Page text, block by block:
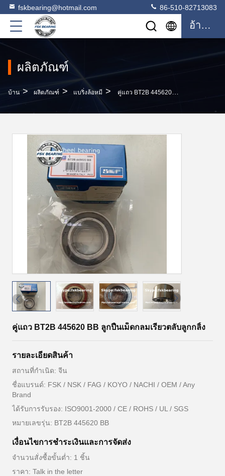
fskbearing@hotmail.com 86-510-82713083
อ้างอิง
ผลิตภัณฑ์
บ้าน > ผลิตภัณฑ์ > แบริ่งล้อหมี > คู่แถว BT2B 445620 BB ลูกปืนเม็ดกลมเรียวตลับลูกกลิ้ง
คู่แถว BT2B 445620 BB ลูกปืนเม็ดกลมเรียวตลับลูกกลิ้ง
รายละเอียดสินค้า
สถานที่กำเนิด: จีน
ชื่อแบรนด์: FSK / NSK / FAG / KOYO / NACHI / OEM / Any
Brand
ได้รับการรับรอง: ISO9001-2000 / CE / ROHS / UL / SGS
หมายเลขรุ่น: BT2B 445620 BB
เงื่อนไขการชำระเงินและการจัดส่ง
จำนวนสั่งซื้อขั้นต่ำ: 1 ชิ้น
ราคา: Talk in the letter